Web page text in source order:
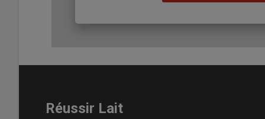
rapprochés et un sur une femelle gestante de cinq ou
Les avortements sont l’élément déclencheur :
Réussir Lait